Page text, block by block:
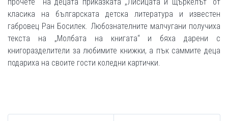
класика на българската детска литература и известен
габровец Ран Босилек. Любознателните малчугани получиха
текста на „Молбата на книгата“ и бяха дарени с
книгоразделители за любимите книжки, а пък саммите деца
подариха на своите гости коледни картички.